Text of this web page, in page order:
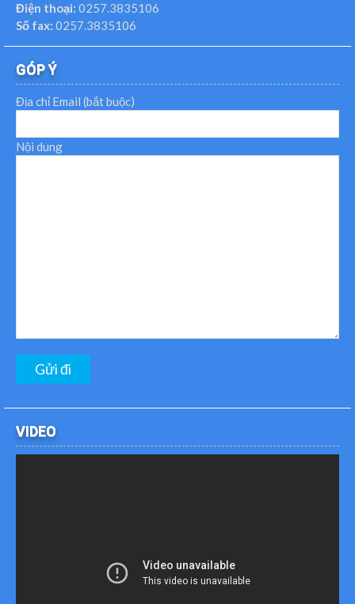
Điện thoại: 0257.3835106
Số fax: 0257.3835106
GÓP Ý
Địa chỉ Email (bắt buộc)
Nội dung
VIDEO